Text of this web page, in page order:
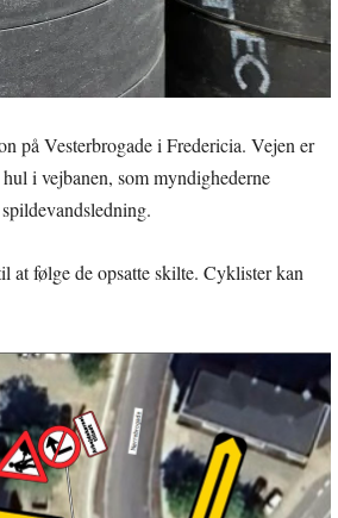
på Vesterbrogade i Fredericia. Vejen er
i vejbanen, som myndighederne
at følge de opsatte skilte. Cyklister kan